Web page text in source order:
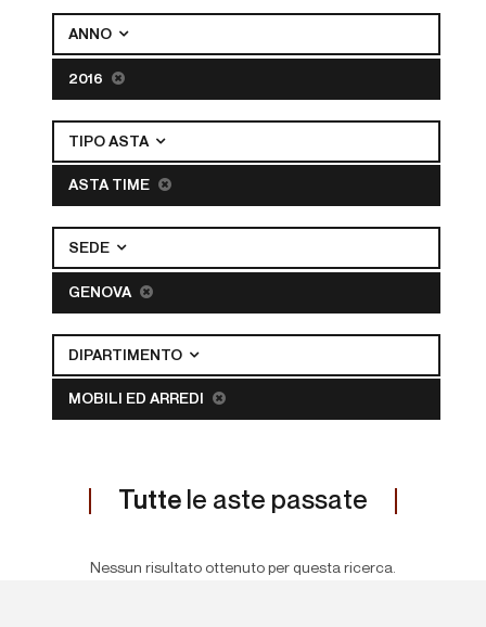
ANNO
2016
TIPO ASTA
ASTA TIME
SEDE
GENOVA
DIPARTIMENTO
MOBILI ED ARREDI
Tutte le aste passate
Nessun risultato ottenuto per questa ricerca.